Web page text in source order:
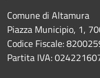
Comune di Altamura
Piazza Municipio, 1,
Codice Fiscale:
Partita IVA: